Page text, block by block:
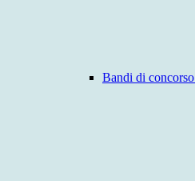
Bandi di concorso